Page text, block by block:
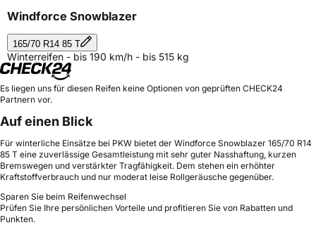
Windforce Snowblazer
165/70 R14 85 T
Winterreifen - bis 190 km/h - bis 515 kg
Es liegen uns für diesen Reifen keine Optionen von geprüften CHECK24
Partnern vor.
Auf einen Blick
Für winterliche Einsätze bei PKW bietet der Windforce Snowblazer 165/70 R14
85 T eine zuverlässige Gesamtleistung mit sehr guter Nasshaftung, kurzen
Bremswegen und verstärkter Tragfähigkeit. Dem stehen ein erhöhter
Kraftstoffverbrauch und nur moderat leise Rollgeräusche gegenüber.
Sparen Sie beim Reifenwechsel
Prüfen Sie Ihre persönlichen Vorteile und profitieren Sie von Rabatten und
Punkten.